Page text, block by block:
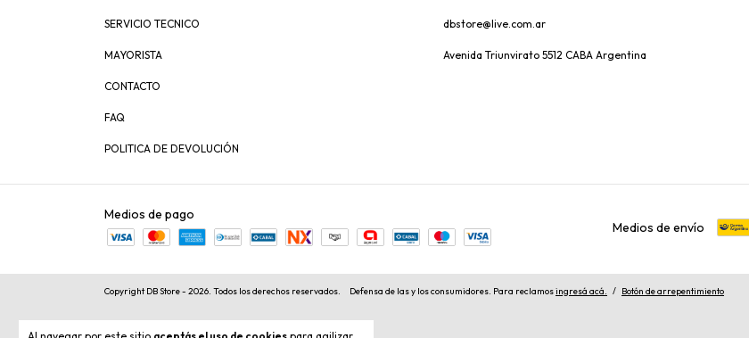
SERVICIO TECNICO
MAYORISTA
CONTACTO
FAQ
POLITICA DE DEVOLUCIÓN
dbstore@live.com.ar
Avenida Triunvirato 5512 CABA Argentina
Medios de pago
Medios de envío
Copyright DB Store - 2026. Todos los derechos reservados. Defensa de las y los consumidores. Para reclamosingresá acá. / Botón de arrepentimiento